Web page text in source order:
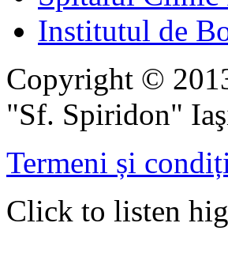
Institutul de
Copyright ©
"Sf. Spiridon"
Termeni și
Click to listen